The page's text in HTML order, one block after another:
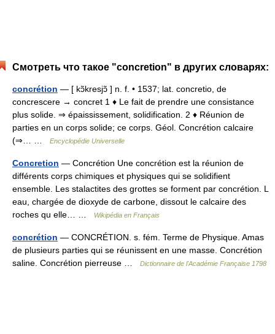
Смотреть что такое "concretion" в других словарях:
concrétion — [ kɔ̃kresjɔ̃ ] n. f. • 1537; lat. concretio, de
concrescere → concret 1 ♦ Le fait de prendre une consistance
plus solide. ⇒ épaississement, solidification. 2 ♦ Réunion de
parties en un corps solide; ce corps. Géol. Concrétion calcaire
(⇒… …
Encyclopédie Universelle
Concretion — Concrétion Une concrétion est la réunion de
différents corps chimiques et physiques qui se solidifient
ensemble. Les stalactites des grottes se forment par concrétion. L
eau, chargée de dioxyde de carbone, dissout le calcaire des
roches qu elle… …
Wikipédia en Français
concrétion — CONCRÉTION. s. fém. Terme de Physique. Amas
de plusieurs parties qui se réunissent en une masse. Concrétion
saline. Concrétion pierreuse …
Dictionnaire de l'Académie Française 1798